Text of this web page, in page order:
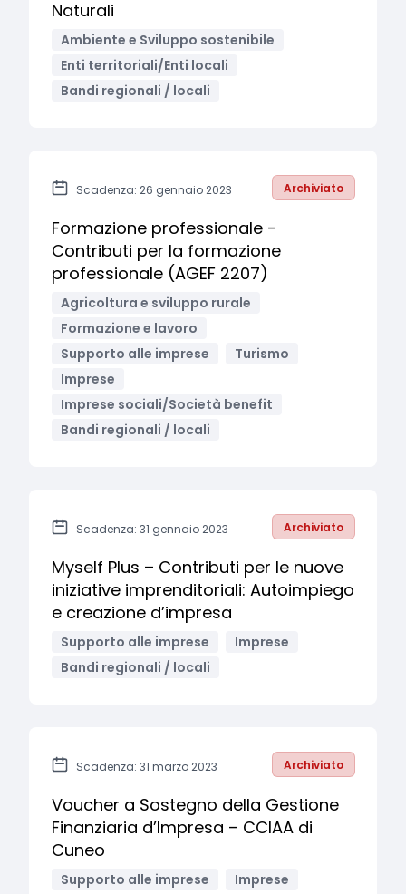
Naturali
Ambiente e Sviluppo sostenibile
Enti territoriali/Enti locali
Bandi regionali / locali
Scadenza: 26 gennaio 2023 Archiviato
Formazione professionale -
Contributi per la formazione
professionale (AGEF 2207)
Agricoltura e sviluppo rurale
Formazione e lavoro
Supporto alle imprese
Turismo
Imprese
Imprese sociali/Società benefit
Bandi regionali / locali
Scadenza: 31 gennaio 2023 Archiviato
Myself Plus – Contributi per le nuove
iniziative imprenditoriali: Autoimpiego
e creazione d’impresa
Supporto alle imprese
Imprese
Bandi regionali / locali
Scadenza: 31 marzo 2023 Archiviato
Voucher a Sostegno della Gestione
Finanziaria d’Impresa – CCIAA di
Cuneo
Supporto alle imprese
Imprese